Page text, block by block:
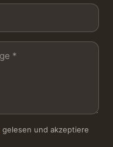
gelesen und akzeptiere